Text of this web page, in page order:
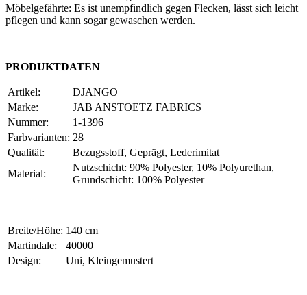
Möbelgefährte: Es ist unempfindlich gegen Flecken, lässt sich leicht
pflegen und kann sogar gewaschen werden.
PRODUKTDATEN
Artikel:
DJANGO
Marke:
JAB ANSTOETZ FABRICS
Nummer:
1-1396
Farbvarianten: 28
Qualität:
Bezugsstoff, Geprägt, Lederimitat
Material:
Nutzschicht: 90% Polyester, 10% Polyurethan,
Grundschicht: 100% Polyester
Breite/Höhe: 140 cm
Martindale:
40000
Design:
Uni, Kleingemustert